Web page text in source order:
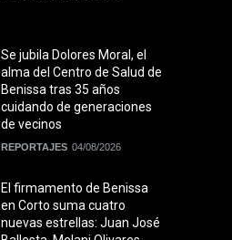
Se jubila Dolores Moral, el
alma del Centro de Salud de
Benissa tras 35 años
cuidando de generaciones
de vecinos
REPORTAJES 04/08/2026
El firmamento de Benissa
en Corto suma cuatro
nuevas estrellas: Juan José